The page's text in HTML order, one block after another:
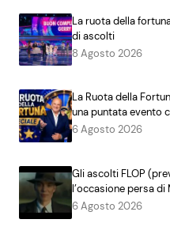
La ruota della
di ascolti
8 Agosto 2026
La Ruota della
una puntata evento
6 Agosto 2026
Gli ascolti FLOP
l’occasione persa di
6 Agosto 2026